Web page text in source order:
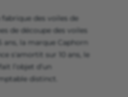
fabrique des voiles de
de découpe des voiles
ans, la marque Caphorn
s'amortit sur 10 ans, le
l’objet d’un
distinct.